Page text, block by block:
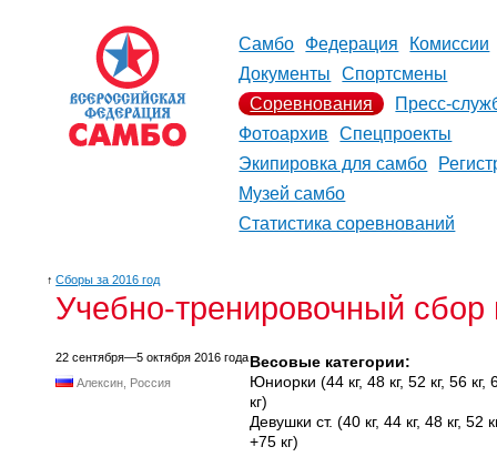
Самбо Федерация
Комиссии
Документы
Спортсмены
Соревнования
Пресс-
Фотоархив
Спецпроекты
Экипировка для самбо
Музей самбо
Статистика соревнований
↑ Сборы за 2016 год
Учебно-тренировочный
22 сентября—5 октября 2016 года
Алексин, Россия
Весовые категории:
Юниорки (44 кг, 48 кг, 52 кг, 56 кг,
кг)
Девушки ст. (40 кг, 44 кг, 48 кг, 52
+75 кг)